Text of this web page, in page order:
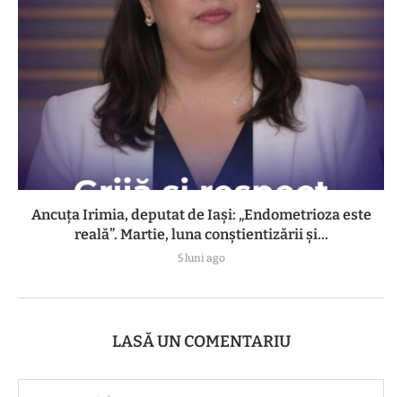
Ancuța Irimia, deputat de Iași: „Endometrioza este
reală”. Martie, luna conștientizării și...
5 luni ago
LASĂ UN COMENTARIU